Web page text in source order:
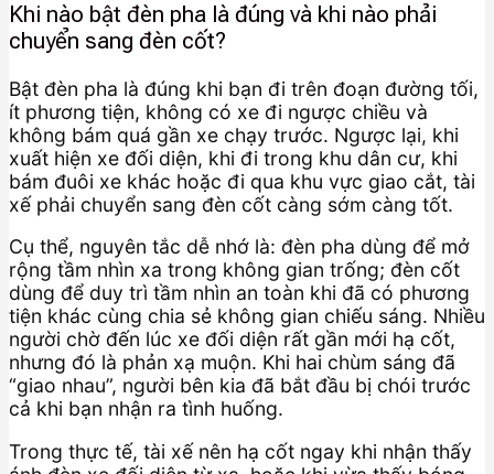
Khi nào bật đèn pha là đúng và khi nào phải
chuyển sang đèn cốt?
Bật đèn pha là đúng khi bạn đi trên đoạn đường tối,
ít phương tiện, không có xe đi ngược chiều và
không bám quá gần xe chạy trước. Ngược lại, khi
xuất hiện xe đối diện, khi đi trong khu dân cư, khi
bám đuôi xe khác hoặc đi qua khu vực giao cắt, tài
xế phải chuyển sang đèn cốt càng sớm càng tốt.
Cụ thể, nguyên tắc dễ nhớ là: đèn pha dùng để mở
rộng tầm nhìn xa trong không gian trống; đèn cốt
dùng để duy trì tầm nhìn an toàn khi đã có phương
tiện khác cùng chia sẻ không gian chiếu sáng. Nhiều
người chờ đến lúc xe đối diện rất gần mới hạ cốt,
nhưng đó là phản xạ muộn. Khi hai chùm sáng đã
“giao nhau”, người bên kia đã bắt đầu bị chói trước
cả khi bạn nhận ra tình huống.
Trong thực tế, tài xế nên hạ cốt ngay khi nhận thấy